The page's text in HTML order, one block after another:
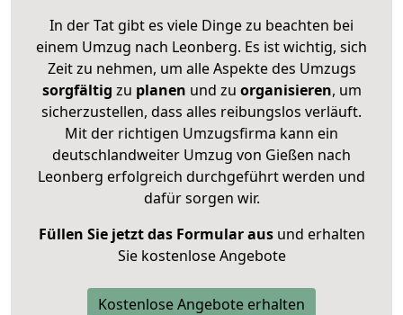
In der Tat gibt es viele Dinge zu beachten bei
einem Umzug nach Leonberg. Es ist wichtig, sich
Zeit zu nehmen, um alle Aspekte des Umzugs
sorgfältig zu planen und zu organisieren, um
sicherzustellen, dass alles reibungslos verläuft.
Mit der richtigen Umzugsfirma kann ein
deutschlandweiter Umzug von Gießen nach
Leonberg erfolgreich durchgeführt werden und
dafür sorgen wir.
Füllen Sie jetzt das Formular ausund erhalten
Sie kostenlose Angebote
Kostenlose Angebote erhalten